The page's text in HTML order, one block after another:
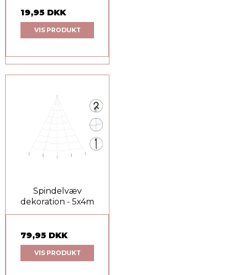
19,95 DKK
VIS PRODUKT
Spindelvæv
dekoration - 5x4m
79,95 DKK
VIS PRODUKT